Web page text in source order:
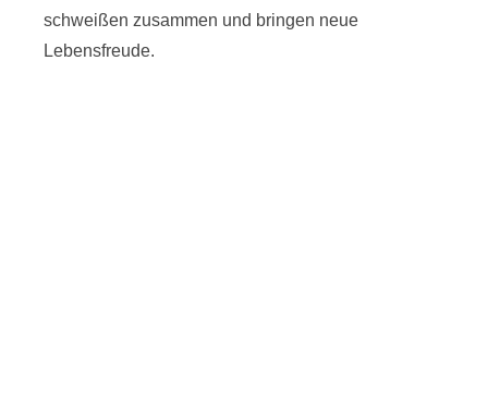
schweißen zusammen und bringen neue
Lebensfreude.